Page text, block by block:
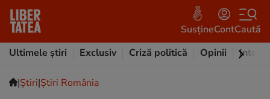
SusțineContCaută
Ultimele știri
Exclusiv Criză politică Opinii
|Ştiri|Știri România